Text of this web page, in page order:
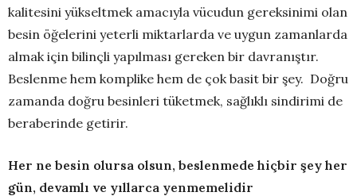
kalitesini yükseltmek amacıyla vücudun gereksinimi olan
besin öğelerini yeterli miktarlarda ve uygun zamanlarda
almak için bilinçli yapılması gereken bir davranıştır.
Beslenme hem komplike hem de çok basit bir şey. Doğru
zamanda doğru besinleri tüketmek, sağlıklı sindirimi de
beraberinde getirir.
Her ne besin olursa olsun, beslenmede hiçbir şey her
gün, devamlı ve yıllarca yenmemelidir